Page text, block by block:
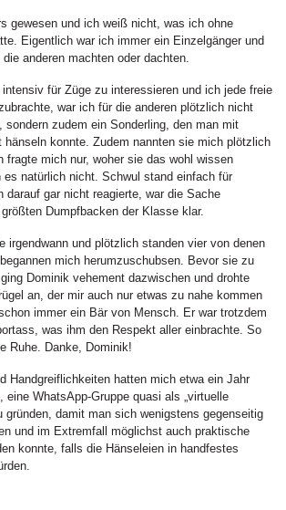
gewesen und ich weiß nicht, was ich ohne
Eigentlich war ich immer ein Einzelgänger und
anderen machten oder dachten.
für Züge zu interessieren und ich jede freie
war ich für die anderen plötzlich nicht
sondern zudem ein Sonderling, den man mit
hänseln konnte. Zudem nannten sie mich plötzlich
fragte mich nur, woher sie das wohl wissen
es natürlich nicht. Schwul stand einfach für
darauf gar nicht reagierte, war die Sache
Dumpfbacken der Klasse klar.
irgendwann und plötzlich standen vier von denen
mich herumzuschubsen. Bevor sie zu
Dominik vehement dazwischen und drohte
an, der mir auch nur etwas zu nahe kommen
immer ein Bär von Mensch. Er war trotzdem
was ihm den Respekt aller einbrachte. So
Ruhe. Danke, Dominik!
Handgreiflichkeiten hatten mich etwa ein Jahr
eine WhatsApp-Gruppe quasi als „virtuelle
gründen, damit man sich wenigstens gegenseitig
und im Extremfall möglichst auch praktische
konnte, falls die Hänseleien in handfestes